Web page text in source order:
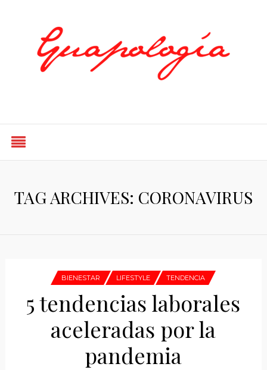
TAG ARCHIVES: CORONAVIRUS
BIENESTAR LIFESTYLE TENDENCIA
5 tendencias laborales
aceleradas por la
pandemia